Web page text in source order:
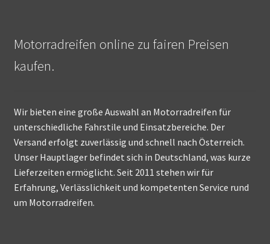
Motorradreifen online zu fairen Preisen
kaufen.
Wir bieten eine große Auswahl an Motorradreifen für
unterschiedliche Fahrstile und Einsatzbereiche. Der
Versand erfolgt zuverlässig und schnell nach Österreich.
Unser Hauptlager befindet sich in Deutschland, was kurze
Lieferzeiten ermöglicht. Seit 2011 stehen wir für
Erfahrung, Verlässlichkeit und kompetenten Service rund
um Motorradreifen.